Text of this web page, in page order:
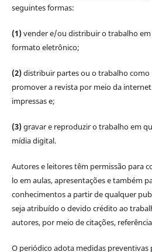
seguintes formas:
(1)vender e/ou distribuir o trabalho em
formato eletrônico;
(2)distribuir partes ou o trabalho
promover a revista por meio da
impressas e;
(3)gravar e reproduzir o trabalho em
mídia digital.
Autores e leitores têm permissão para
lo em aulas, apresentações e também
conhecimentos a partir de qualquer
seja atribuído o devido crédito ao
autores, por meio de citações,
O periódico adota medidas